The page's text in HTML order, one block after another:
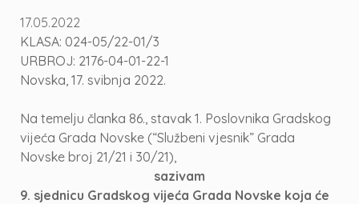
17.05.2022
KLASA: 024-05/22-01/3
URBROJ: 2176-04-01-22-1
Novska, 17. svibnja 2022.
Na temelju članka 86., stavak 1. Poslovnika Gradskog
vijeća Grada Novske (“Službeni vjesnik” Grada
Novske broj 21/21 i 30/21),
sazivam
9. sjednicu Gradskog vijeća Grada Novske koja će